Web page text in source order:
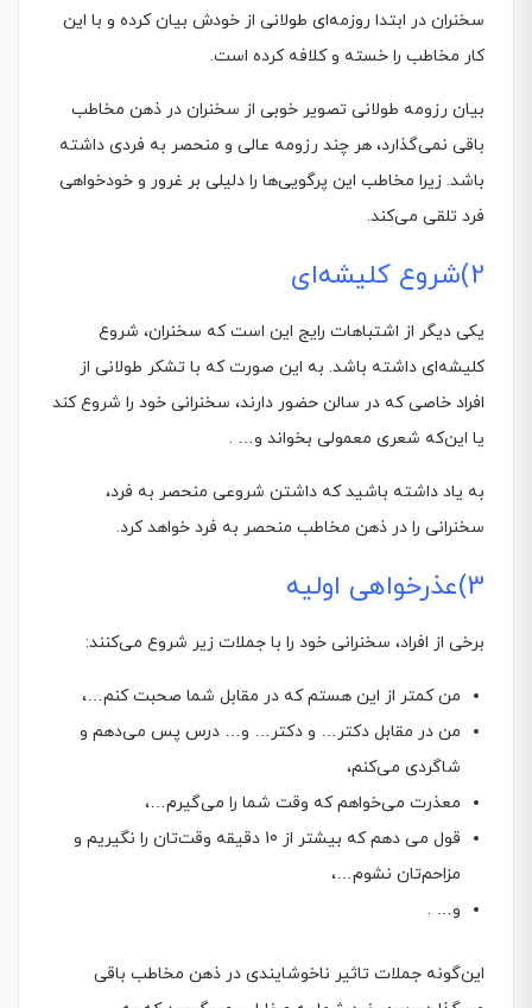
سخنران‌ در ابتدا روزمه‌ای طولانی از خودش بیان کرده و با این
کار مخاطب را خسته و کلافه کرده است.
بیان رزومه طولانی تصویر خوبی از سخنران در ذهن مخاطب
باقی نمی‌گذارد، هر چند رزومه عالی و منحصر به فردی داشته
باشد. زیرا مخاطب این پرگویی‌ها را دلیلی بر غرور و خودخواهی
فرد تلقی می‌کند.
2)شروع کلیشه‌ای
یکی دیگر از اشتباهات رایج این است که سخنران، شروع
کلیشه‌ای داشته باشد. به این صورت که با تشکر طولانی از
افراد خاصی که در سالن حضور دارند، سخنرانی خود را شروع کند
یا این‌که شعری معمولی بخواند و… .
به یاد داشته باشید که داشتن شروعی منحصر به فرد،
سخنرانی را در ذهن مخاطب منحصر به فرد خواهد کرد.
3)عذرخواهی اولیه
برخی از افراد، سخنرانی خود را با جملات زیر شروع می‌کنند:
من کمتر از این هستم که در مقابل شما صحبت کنم…،
من در مقابل دکتر… و دکتر… و… درس پس می‌دهم و
شاگردی می‌کنم،
معذرت می‌خواهم که وقت شما را می‌گیرم…،
قول می دهم که بیشتر از 10 دقیقه وقت‌تان را نگیریم و
مزاحم‌تان نشوم…،
و… .
این‌گونه جملات تاثیر ناخوشایندی در ذهن مخاطب باقی